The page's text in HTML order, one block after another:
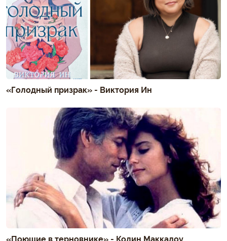
«Голодный призрак» - Виктория Ин
«Поющие в терновнике» - Колин Маккалоу